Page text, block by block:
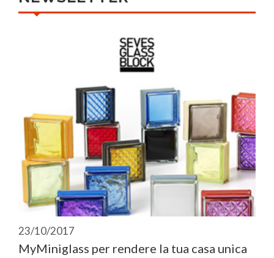
23/10/2017
MyMiniglass per rendere la tua casa unica